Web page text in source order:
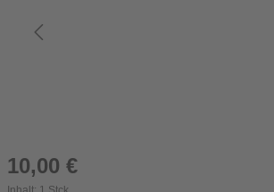
Regulärer Preis:
10,00 €